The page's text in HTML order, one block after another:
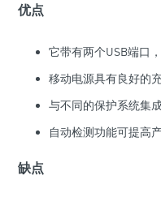
优点
它带有两个USB端口
移动电源具有良好的充
与不同的保护系统集
自动检测功能可提高
缺点